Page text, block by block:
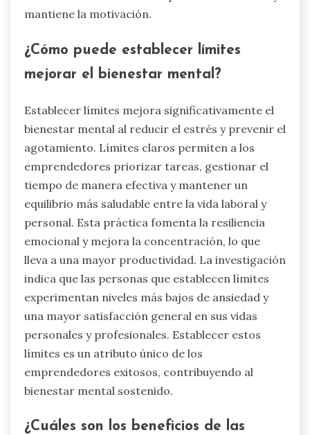
mantiene la motivación.
¿Cómo puede establecer límites
mejorar el bienestar mental?
Establecer límites mejora significativamente el
bienestar mental al reducir el estrés y prevenir el
agotamiento. Límites claros permiten a los
emprendedores priorizar tareas, gestionar el
tiempo de manera efectiva y mantener un
equilibrio más saludable entre la vida laboral y
personal. Esta práctica fomenta la resiliencia
emocional y mejora la concentración, lo que
lleva a una mayor productividad. La investigación
indica que las personas que establecen límites
experimentan niveles más bajos de ansiedad y
una mayor satisfacción general en sus vidas
personales y profesionales. Establecer estos
límites es un atributo único de los
emprendedores exitosos, contribuyendo al
bienestar mental sostenido.
¿Cuáles son los beneficios de las